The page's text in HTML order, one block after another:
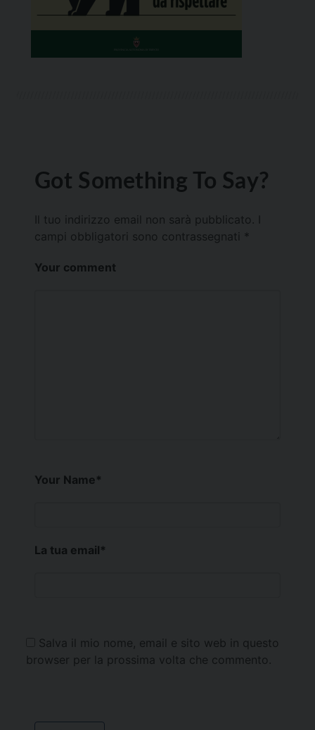
Got Something To Say?
Il tuo indirizzo email non sarà pubblicato.
campi obbligatori sono contrassegnati *
Your comment
Your Name*
La tua email*
Salva il mio nome, email e sito web in questo
browser per la prossima volta che commento.